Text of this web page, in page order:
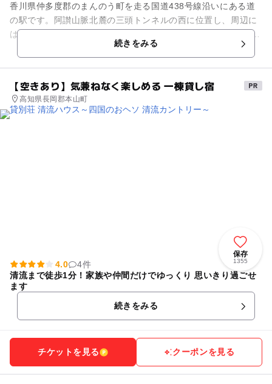
香川県仲多度郡のまんのう町を走る国道438号線沿いにある道
の駅です。阿讃山脈北麓の三頭トンネルの西に位置し、周辺に
は山里の情緒が漂う美霞洞温泉の湯治場となっています。 敷地
続きをみる
【空きあり】気兼ねなく楽しめる 一棟貸し宿
高知県長岡郡本山町
保存
1355
4.0
4件
清流まで徒歩1分！家族や仲間だけでゆっくり 思いきり過ごせ
ます
続きをみる
チケットを見る クーポンを見る